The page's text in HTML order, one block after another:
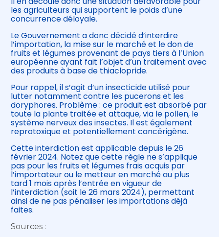
les agriculteurs qui supportent le poids d’une
concurrence déloyale.
Le Gouvernement a donc décidé d’interdire
l’importation, la mise sur le marché et le don de
fruits et légumes provenant de pays tiers à l’Union
européenne ayant fait l’objet d’un traitement avec
des produits à base de thiaclopride.
Pour rappel, il s’agit d’un insecticide utilisé pour
lutter notamment contre les pucerons et les
doryphores. Problème : ce produit est absorbé par
toute la plante traitée et attaque, via le pollen, le
système nerveux des insectes. Il est également
reprotoxique et potentiellement cancérigène.
Cette interdiction est applicable depuis le 26
février 2024. Notez que cette règle ne s’applique
pas pour les fruits et légumes frais acquis par
l’importateur ou le metteur en marché au plus
tard 1 mois après l’entrée en vigueur de
l’interdiction (soit le 26 mars 2024), permettant
ainsi de ne pas pénaliser les importations déjà
faites.
Sources :